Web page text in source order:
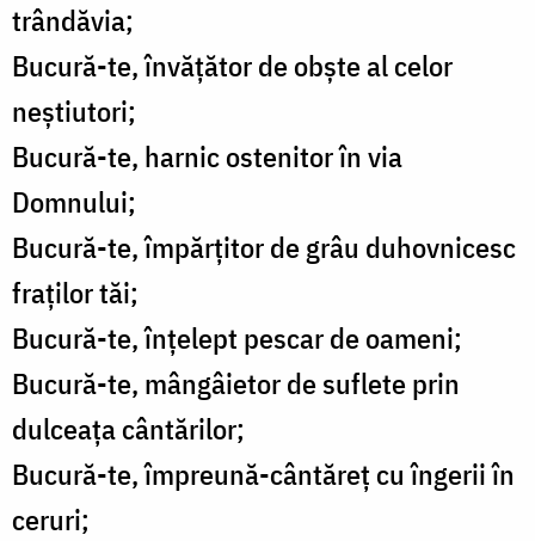
trândăvia;
Bucură-te, învățător de obște al celor
neștiutori;
Bucură-te, harnic ostenitor în via
Domnului;
Bucură-te, împărțitor de grâu duhovnicesc
fraților tăi;
Bucură-te, înțelept pescar de oameni;
Bucură-te, mângâietor de suflete prin
dulceața cântărilor;
Bucură-te, împreună-cântăreț cu îngerii în
ceruri;